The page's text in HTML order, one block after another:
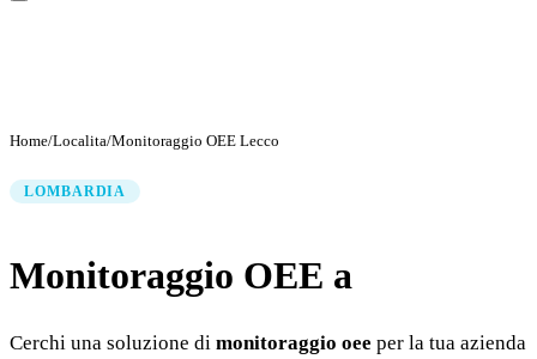
Home/Localita/Monitoraggio OEE Lecco
LOMBARDIA
Monitoraggio OEE a
Cerchi una soluzione di monitoraggio oee per la tua azienda